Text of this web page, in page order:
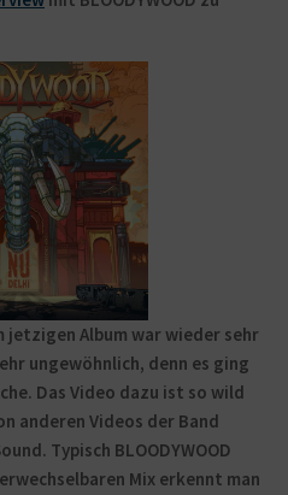
jetzigen Album war wieder sehr
ungewöhnlich, denn es ging
Das Video dazu ist so wild
anderen Videos der Band
Typisch BLOODYWOOD
Mix erkennt man